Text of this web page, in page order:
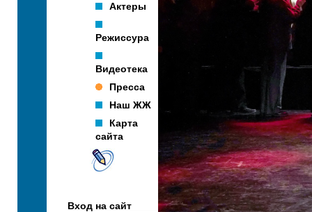
Актеры
Режиссура
Видеотека
Пресса
Наш ЖЖ
Карта
сайта
Вход на сайт